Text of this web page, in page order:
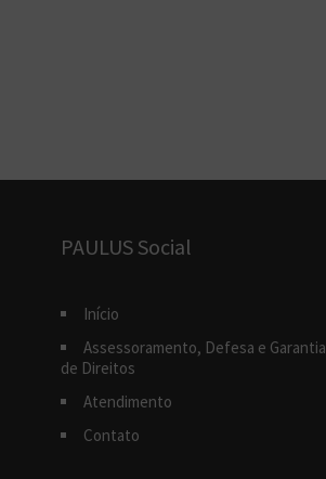
PAULUS Social
Início
Assessoramento, Defesa e Garantia
de Direitos
Atendimento
Contato